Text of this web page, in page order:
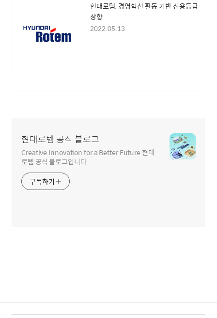
현대로템, 경영혁신 활동 기반 신용등급
상향
2022.05.13
현대로템 공식 블로그
Creative Innovation for a Better Future 현대
로템 공식 블로그입니다.
구독하기